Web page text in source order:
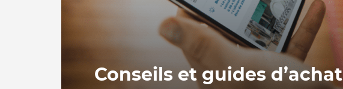
Conseils et guides d’achat